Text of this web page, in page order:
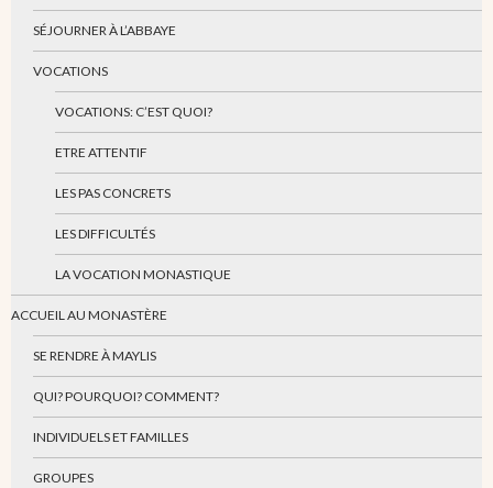
SÉJOURNER À L’ABBAYE
VOCATIONS
VOCATIONS: C’EST QUOI?
ETRE ATTENTIF
LES PAS CONCRETS
LES DIFFICULTÉS
LA VOCATION MONASTIQUE
ACCUEIL AU MONASTÈRE
SE RENDRE À MAYLIS
QUI? POURQUOI? COMMENT?
INDIVIDUELS ET FAMILLES
GROUPES